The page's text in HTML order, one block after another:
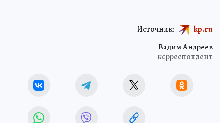
Вадим Андреев
корреспондент
Источник: kp.ru